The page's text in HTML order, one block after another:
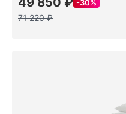
30%
71 220 ₽